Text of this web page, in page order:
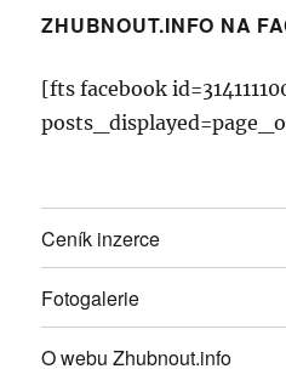
ZHUBNOUT.INFO NA
[fts facebook
Ceník inzerce
Fotogalerie
O webu Zhubnout.info